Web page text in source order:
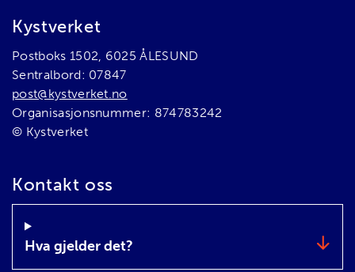
Bunnområde
Kystverket
Postboks 1502, 6025 ÅLESUND
Sentralbord: 07847
post@kystverket.no
Organisasjonsnummer: 874783242
© Kystverket
Kontakt oss
Hva gjelder det?